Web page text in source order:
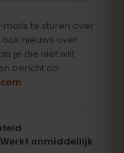
te sturen over
nieuws over
je die niet wilt
bericht op
Werkt onmiddellijk